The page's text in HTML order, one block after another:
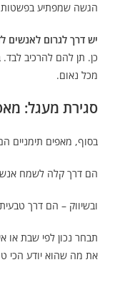
הגשה שמפתיע בפשטות
יש דרך לגרום לאנשים
כן. תן להם להרכיב
מכל נאום.
סגירת מעגל:
בסוף, מאפים תימניים
הם דרך קלה לשמח
ובשיווק – הם דרך
תבחר נכון לפי שבת או
את מה שהוא יודע הכי